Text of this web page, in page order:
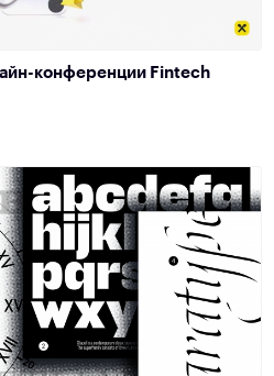
конференции ‌Fintech